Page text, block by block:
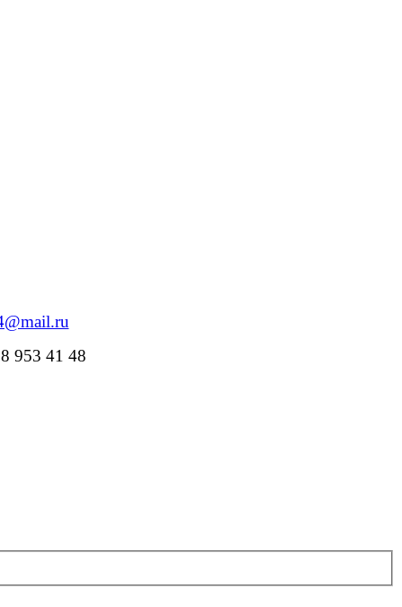
953 41 48